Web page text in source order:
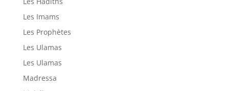
Les Imams
Les Prophètes
Les Ulamas
Les Ulamas
Madressa